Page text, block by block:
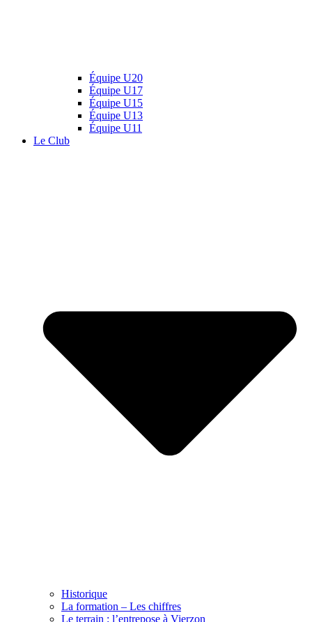
Équipe U20
Équipe U17
Équipe U15
Équipe U13
Équipe U11
Le Club
Historique
La formation – Les chiffres
Le terrain : l’entrepose à Vierzon